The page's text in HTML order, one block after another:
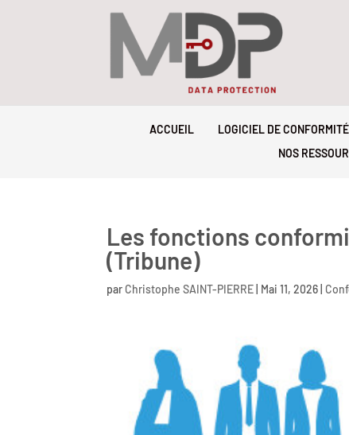
ACCUEIL LOGICIEL DE CONFORMITÉ
NOS
Les fonctions
(Tribune)
par Christophe SAINT-PIERRE Mai 11, 2026